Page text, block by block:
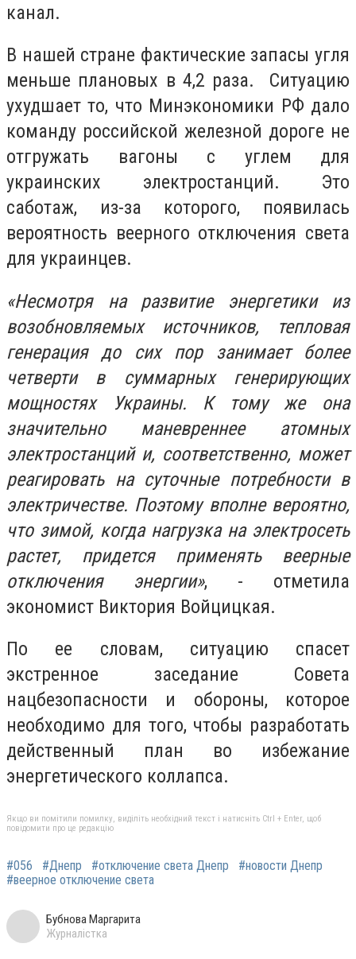
канал.
В нашей стране фактические запасы угля
меньше плановых в 4,2 раза. Ситуацию
ухудшает то, что Минэкономики РФ дало
команду российской железной дороге не
отгружать вагоны с углем для
украинских электростанций. Это
саботаж, из-за которого, появилась
вероятность веерного отключения света
для украинцев.
«Несмотря на развитие энергетики из
возобновляемых источников, тепловая
генерация до сих пор занимает более
четверти в суммарных генерирующих
мощностях Украины. К тому же она
значительно маневреннее атомных
электростанций и, соответственно, может
реагировать на суточные потребности в
электричестве. Поэтому вполне вероятно,
что зимой, когда нагрузка на электросеть
растет, придется применять веерные
отключения энергии», - отметила
экономист Виктория Войцицкая.
По ее словам, ситуацию спасет
экстренное заседание Совета
нацбезопасности и обороны, которое
необходимо для того, чтобы разработать
действенный план во избежание
энергетического коллапса.
Якщо ви помітили помилку, виділіть необхідний текст і натисніть Ctrl + Enter, щоб
повідомити про це редакцію
#056 #Днепр #отключение света Днепр
#новости Днепр
#веерное отключение света
Бубнова Маргарита
Журналістка